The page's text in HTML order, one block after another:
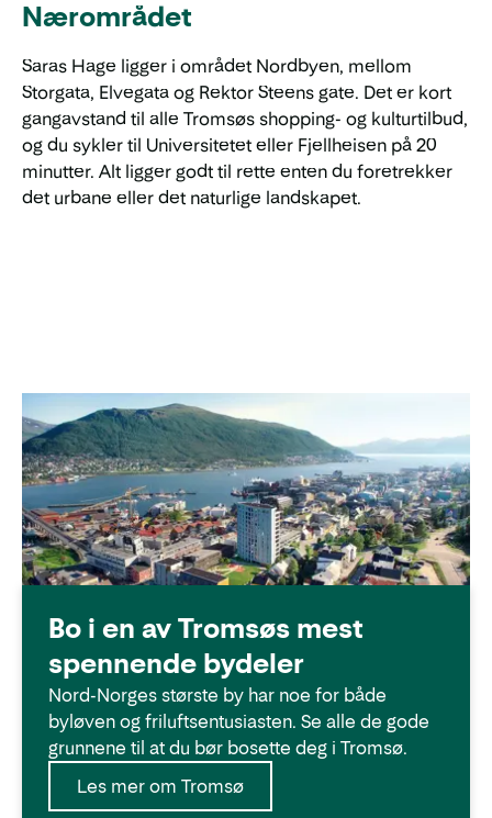
Nærområdet
Saras Hage ligger i området Nordbyen, mellom
Storgata, Elvegata og Rektor Steens gate. Det er kort
gangavstand til alle Tromsøs shopping- og kulturtilbud,
og du sykler til Universitetet eller Fjellheisen på 20
minutter. Alt ligger godt til rette enten du foretrekker
det urbane eller det naturlige landskapet.
Bo i en av Tromsøs mest
spennende bydeler
Nord-Norges største by har noe for både
byløven og friluftsentusiasten. Se alle de gode
grunnene til at du bør bosette deg i Tromsø.
Les mer om Tromsø